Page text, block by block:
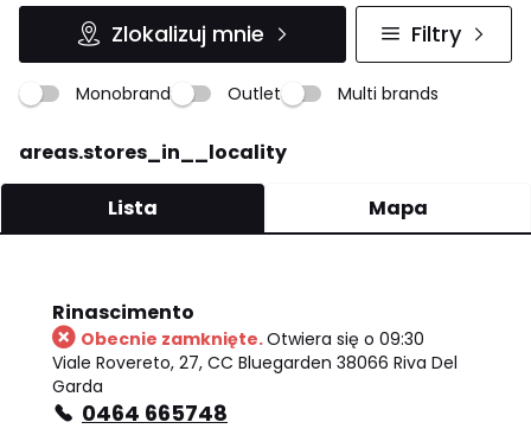
Zlokalizuj mnie Filtry
Monobrand Outlet Multi brands
areas.stores_in__locality
Lista Mapa
Rinascimento
Obecnie zamknięte.Otwiera się o 09:30
Viale Rovereto, 27, CC Bluegarden 38066 Riva Del
Garda
0464 665748